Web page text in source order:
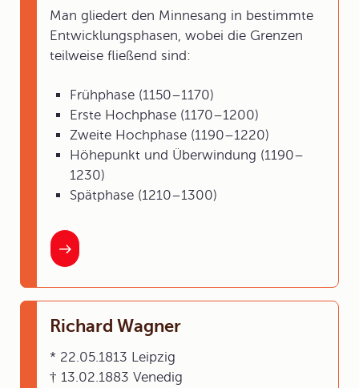
Man gliedert den Minnesang in bestimmte
Entwicklungsphasen, wobei die Grenzen
teilweise fließend sind:
Frühphase (1150–1170)
Erste Hochphase (1170–1200)
Zweite Hochphase (1190–1220)
Höhepunkt und Überwindung (1190–
1230)
Spätphase (1210–1300)
Richard Wagner
* 22.05.1813 Leipzig
† 13.02.1883 Venedig